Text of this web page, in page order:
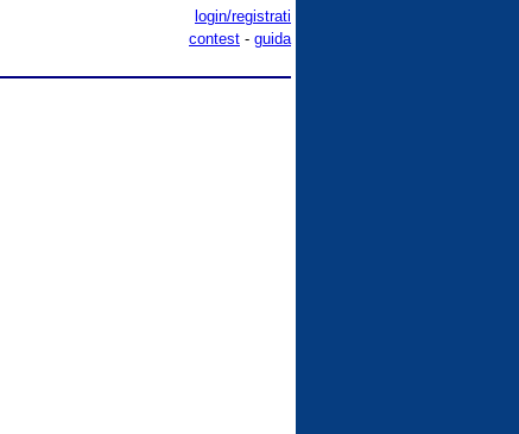
login/registrati
contest - guida